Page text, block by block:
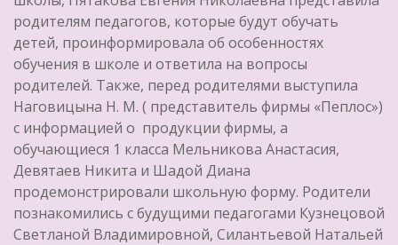
родителям педагогов, которые будут обучать
детей, проинформировала об особенностях
обучения в школе и ответила на вопросы
родителей. Также, перед родителями выступила
Наговицына Н. М. ( представитель фирмы «Пеплос»)
с информацией о продукции фирмы, а
обучающиеся 1 класса Мельникова Анастасия,
Девятаев Никита и Шадой Диана
продемонстрировали школьную форму. Родители
познакомились с будущими педагогами Кузнецовой
Светланой Владимировной, Силантьевой Натальей